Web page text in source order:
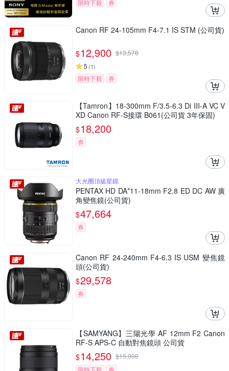
限時下殺 券
Canon RF 24-105mm F4-7.1 IS STM (公司貨)
$12,900 $13,578
5 (1)
限時下殺 券
【Tamron】18-300mm F/3.5-6.3 Di III-A VC V
XD Canon RF-S接環 B061(公司貨 3年保固)
$18,200
券
大光圈頂級星鏡
PENTAX HD DA*11-18mm F2.8 ED DC AW 廣
角變焦鏡(公司貨)
$47,664
券
Canon RF 24-240mm F4-6.3 IS USM 變焦鏡
頭(公司貨)
$29,578
券
【SAMYANG】三陽光學 AF 12mm F2 Canon
RF-S APS-C 自動對焦鏡頭 公司貨
$14,250 $15,000